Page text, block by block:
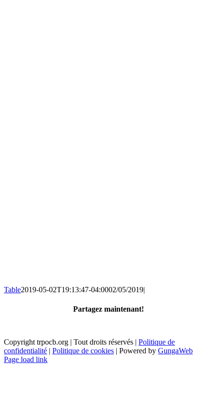
Table2019-05-02T19:13:47-04:0002/05/2019|
Partagez maintenant!
Copyright trpocb.org | Tout droits réservés | Politique de
confidentialité | Politique de cookies | Powered by GungaWeb
Page load link